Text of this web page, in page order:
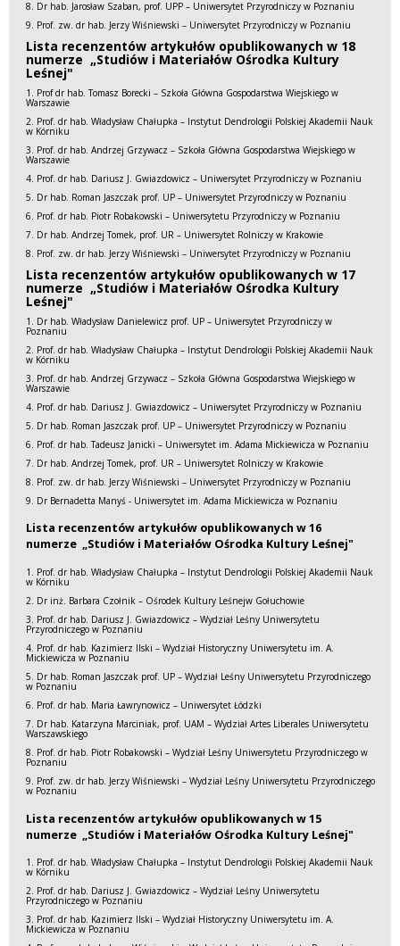
8. Dr hab. Jarosław Szaban, prof. UPP – Uniwersytet Przyrodniczy w Poznaniu
9. Prof. zw. dr hab. Jerzy Wiśniewski – Uniwersytet Przyrodniczy w Poznaniu
Lista recenzentów artykułów opublikowanych w 18
numerze „Studiów i Materiałów Ośrodka Kultury
Leśnej"
1. Prof dr hab. Tomasz Borecki – Szkoła Główna Gospodarstwa Wiejskiego w
Warszawie
2. Prof. dr hab. Władysław Chałupka – Instytut Dendrologii Polskiej Akademii Nauk
w Kórniku
3. Prof. dr hab. Andrzej Grzywacz – Szkoła Główna Gospodarstwa Wiejskiego w
Warszawie
4. Prof. dr hab. Dariusz J. Gwiazdowicz – Uniwersytet Przyrodniczy w Poznaniu
5. Dr hab. Roman Jaszczak prof. UP – Uniwersytet Przyrodniczy w Poznaniu
6. Prof. dr hab. Piotr Robakowski – Uniwersytetu Przyrodniczy w Poznaniu
7. Dr hab. Andrzej Tomek, prof. UR – Uniwersytet Rolniczy w Krakowie
8. Prof. zw. dr hab. Jerzy Wiśniewski – Uniwersytet Przyrodniczy w Poznaniu
Lista recenzentów artykułów opublikowanych w 17
numerze „Studiów i Materiałów Ośrodka Kultury
Leśnej"
1. Dr hab. Władysław Danielewicz prof. UP – Uniwersytet Przyrodniczy w
Poznaniu
2. Prof. dr hab. Władysław Chałupka – Instytut Dendrologii Polskiej Akademii Nauk
w Kórniku
3. Prof. dr hab. Andrzej Grzywacz – Szkoła Główna Gospodarstwa Wiejskiego w
Warszawie
4. Prof. dr hab. Dariusz J. Gwiazdowicz – Uniwersytet Przyrodniczy w Poznaniu
5. Dr hab. Roman Jaszczak prof. UP – Uniwersytet Przyrodniczy w Poznaniu
6. Prof. dr hab. Tadeusz Janicki – Uniwersytet im. Adama Mickiewicza w Poznaniu
7. Dr hab. Andrzej Tomek, prof. UR – Uniwersytet Rolniczy w Krakowie
8. Prof. zw. dr hab. Jerzy Wiśniewski – Uniwersytet Przyrodniczy w Poznaniu
9. Dr Bernadetta Manyś - Uniwersytet im. Adama Mickiewicza w Poznaniu
Lista recenzentów artykułów opublikowanych w 16
numerze „Studiów i Materiałów Ośrodka Kultury Leśnej"
1. Prof. dr hab. Władysław Chałupka – Instytut Dendrologii Polskiej Akademii Nauk
w Kórniku
2. Dr inż. Barbara Czołnik – Ośrodek Kultury Leśnejw Gołuchowie
3. Prof. dr hab. Dariusz J. Gwiazdowicz – Wydział Leśny Uniwersytetu
Przyrodniczego w Poznaniu
4. Prof. dr hab. Kazimierz Ilski – Wydział Historyczny Uniwersytetu im. A.
Mickiewicza w Poznaniu
5. Dr hab. Roman Jaszczak prof. UP – Wydział Leśny Uniwersytetu Przyrodniczego
w Poznaniu
6. Prof. dr hab. Maria Ławrynowicz – Uniwersytet Łódzki
7. Dr hab. Katarzyna Marciniak, prof. UAM – Wydział Artes Liberales Uniwersytetu
Warszawskiego
8. Prof. dr hab. Piotr Robakowski – Wydział Leśny Uniwersytetu Przyrodniczego w
Poznaniu
9. Prof. zw. dr hab. Jerzy Wiśniewski – Wydział Leśny Uniwersytetu Przyrodniczego
w Poznaniu
Lista recenzentów artykułów opublikowanych w 15
numerze „Studiów i Materiałów Ośrodka Kultury Leśnej"
1. Prof. dr hab. Władysław Chałupka – Instytut Dendrologii Polskiej Akademii Nauk
w Kórniku
2. Prof. dr hab. Dariusz J. Gwiazdowicz – Wydział Leśny Uniwersytetu
Przyrodniczego w Poznaniu
3. Prof. dr hab. Kazimierz Ilski – Wydział Historyczny Uniwersytetu im. A.
Mickiewicza w Poznaniu